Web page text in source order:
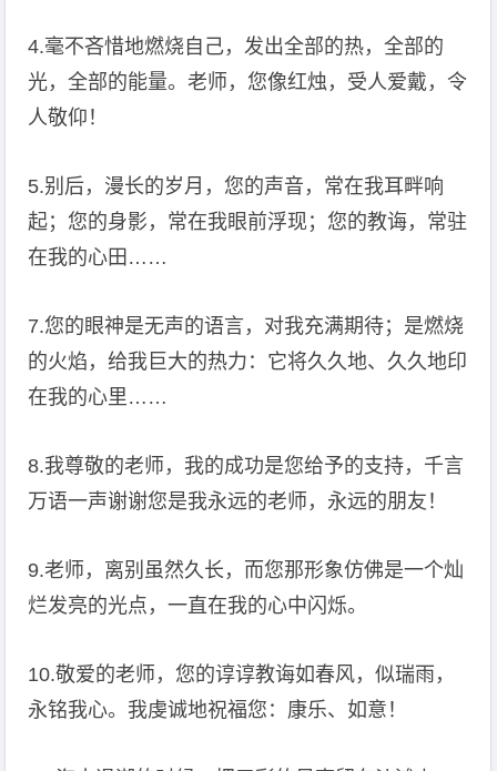
4.毫不吝惜地燃烧自己，发出全部的热，全部的
光，全部的能量。老师，您像红烛，受人爱戴，令
人敬仰！
5.别后，漫长的岁月，您的声音，常在我耳畔响
起；您的身影，常在我眼前浮现；您的教诲，常驻
在我的心田……
7.您的眼神是无声的语言，对我充满期待；是燃烧
的火焰，给我巨大的热力：它将久久地、久久地印
在我的心里……
8.我尊敬的老师，我的成功是您给予的支持，千言
万语一声谢谢您是我永远的老师，永远的朋友！
9.老师，离别虽然久长，而您那形象仿佛是一个灿
烂发亮的光点，一直在我的心中闪烁。
10.敬爱的老师，您的谆谆教诲如春风，似瑞雨，
永铭我心。我虔诚地祝福您：康乐、如意！